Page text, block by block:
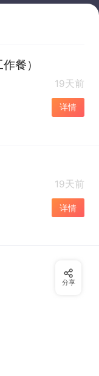
餐）
19天前
详情
19天前
详情
分享